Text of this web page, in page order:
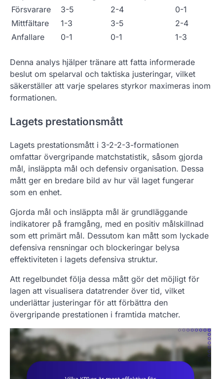
Försvarare
3-5 2-4
0-1
Mittfältare
1-3 3-5
2-4
Anfallare
0-1 0-1 1-3
Denna analys hjälper tränare att fatta informerade
beslut om spelarval och taktiska justeringar, vilket
säkerställer att varje spelares styrkor maximeras inom
formationen.
Lagets prestationsmått
Lagets prestationsmått i 3-2-2-3-formationen
omfattar övergripande matchstatistik, såsom gjorda
mål, insläppta mål och defensiv organisation. Dessa
mått ger en bredare bild av hur väl laget fungerar
som en enhet.
Gjorda mål och insläppta mål är grundläggande
indikatorer på framgång, med en positiv målskillnad
som ett primärt mål. Dessutom kan mått som lyckade
defensiva rensningar och blockeringar belysa
effektiviteten i lagets defensiva struktur.
Att regelbundet följa dessa mått gör det möjligt för
lagen att visualisera datatrender över tid, vilket
underlättar justeringar för att förbättra den
övergripande prestationen i framtida matcher.